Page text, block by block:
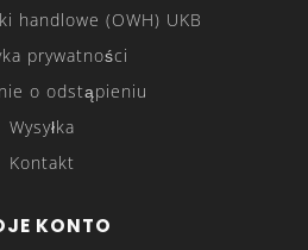
handlowe (OWH) UKB
prywatności
o odstąpieniu
Wysyłka
Kontakt
KONTO